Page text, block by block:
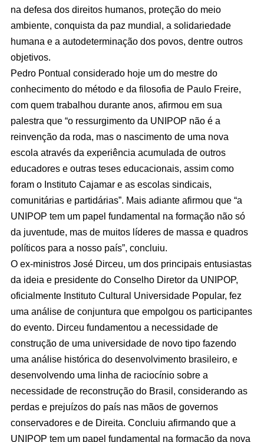
na defesa dos direitos humanos, proteção do meio
ambiente, conquista da paz mundial, a solidariedade
humana e a autodeterminação dos povos, dentre outros
objetivos.
Pedro Pontual considerado hoje um do mestre do
conhecimento do método e da filosofia de Paulo Freire,
com quem trabalhou durante anos, afirmou em sua
palestra que “o ressurgimento da UNIPOP não é a
reinvenção da roda, mas o nascimento de uma nova
escola através da experiência acumulada de outros
educadores e outras teses educacionais, assim como
foram o Instituto Cajamar e as escolas sindicais,
comunitárias e partidárias”. Mais adiante afirmou que “a
UNIPOP tem um papel fundamental na formação não só
da juventude, mas de muitos líderes de massa e quadros
políticos para a nosso país”, concluiu.
O ex-ministros José Dirceu, um dos principais entusiastas
da ideia e presidente do Conselho Diretor da UNIPOP,
oficialmente Instituto Cultural Universidade Popular, fez
uma análise de conjuntura que empolgou os participantes
do evento. Dirceu fundamentou a necessidade de
construção de uma universidade de novo tipo fazendo
uma análise histórica do desenvolvimento brasileiro, e
desenvolvendo uma linha de raciocínio sobre a
necessidade de reconstrução do Brasil, considerando as
perdas e prejuízos do país nas mãos de governos
conservadores e de Direita. Concluiu afirmando que a
UNIPOP tem um papel fundamental na formação da nova